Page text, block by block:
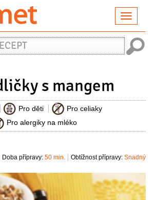
s mangem
Pro děti
Pro celiaky
Pro alergiky na mléko
Obtížnost přípravy: Snadný
Doba přípravy: 50 min.